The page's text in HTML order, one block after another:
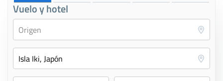
Vuelo y hotel